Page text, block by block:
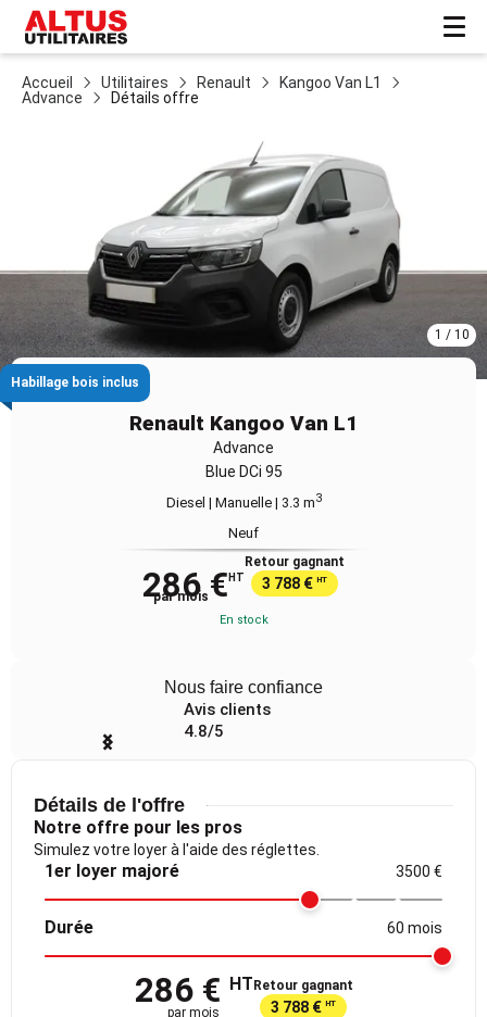
Accueil Utilitaires Renault
Kangoo Van L1
Advance
Détails offre
1 / 10
Item
1
Habillage bois inclus
Renault Kangoo Van L1
Advance
Blue DCi 95
Diesel | Manuelle | 3.3 m3
Neuf
286 € HT
par mois
Retour gagnant
3 788 € HT
En stock
Nous faire confiance
Avis clients
4.8/5
Item
4
Détails de l'offre
Notre offre pour les pros
Simulez votre loyer à l'aide des réglettes.
1er loyer majoré 3500 €
Durée 60 mois
286 € HT
par mois
Retour gagnant
3 788 € HT